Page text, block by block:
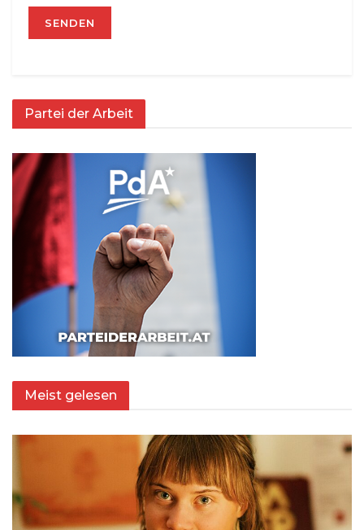
Partei der Arbeit
Meist gelesen